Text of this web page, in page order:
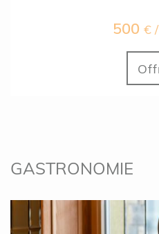
500 €
GASTRONOMIE